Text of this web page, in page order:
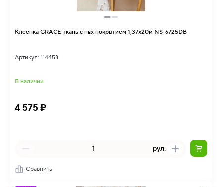
Клеенка GRACE ткань с пвх покрытием 1,37х20м NS-6725DB
Артикул: 114458
В наличии
4 575 ₽
рул.
Сравнить